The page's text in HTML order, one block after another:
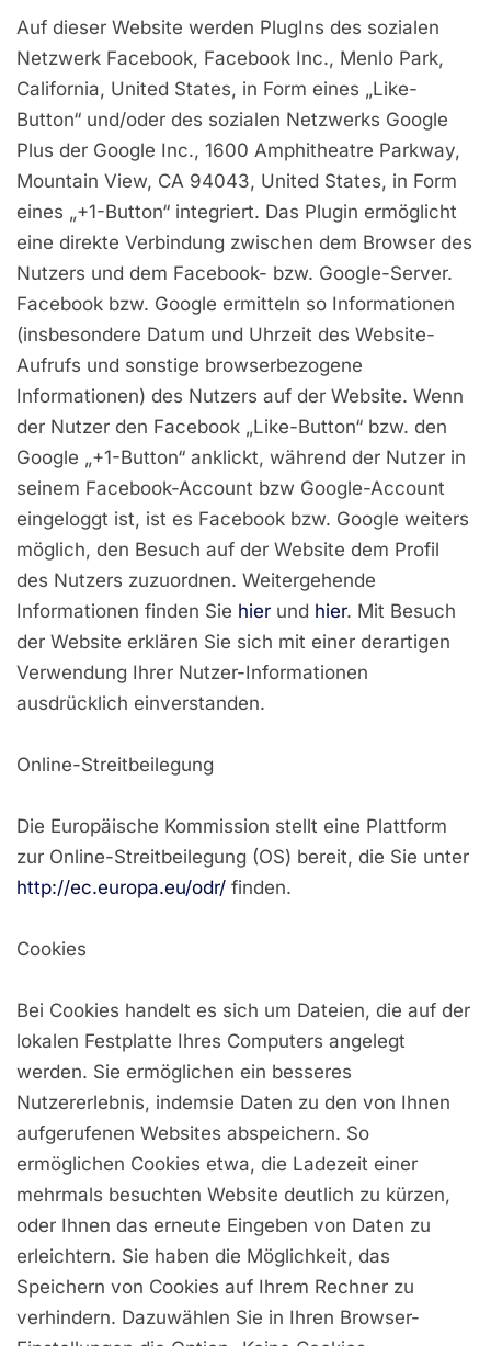
Auf dieser Website werden PlugIns des sozialen
Netzwerk Facebook, Facebook Inc., Menlo Park,
California, United States, in Form eines „Like-
Button“ und/oder des sozialen Netzwerks Google
Plus der Google Inc., 1600 Amphitheatre Parkway,
Mountain View, CA 94043, United States, in Form
eines „+1-Button“ integriert. Das Plugin ermöglicht
eine direkte Verbindung zwischen dem Browser des
Nutzers und dem Facebook- bzw. Google-Server.
Facebook bzw. Google ermitteln so Informationen
(insbesondere Datum und Uhrzeit des Website-
Aufrufs und sonstige browserbezogene
Informationen) des Nutzers auf der Website. Wenn
der Nutzer den Facebook „Like-Button“ bzw. den
Google „+1-Button“ anklickt, während der Nutzer in
seinem Facebook-Account bzw Google-Account
eingeloggt ist, ist es Facebook bzw. Google weiters
möglich, den Besuch auf der Website dem Profil
des Nutzers zuzuordnen. Weitergehende
Informationen finden Sie hier und hier. Mit Besuch
der Website erklären Sie sich mit einer derartigen
Verwendung Ihrer Nutzer-Informationen
ausdrücklich einverstanden.
Online-Streitbeilegung
Die Europäische Kommission stellt eine Plattform
zur Online-Streitbeilegung (OS) bereit, die Sie unter
http://ec.europa.eu/odr/ finden.
Cookies
Bei Cookies handelt es sich um Dateien, die auf der
lokalen Festplatte Ihres Computers angelegt
werden. Sie ermöglichen ein besseres
Nutzererlebnis, indemsie Daten zu den von Ihnen
aufgerufenen Websites abspeichern. So
ermöglichen Cookies etwa, die Ladezeit einer
mehrmals besuchten Website deutlich zu kürzen,
oder Ihnen das erneute Eingeben von Daten zu
erleichtern. Sie haben die Möglichkeit, das
Speichern von Cookies auf Ihrem Rechner zu
verhindern. Dazuwählen Sie in Ihren Browser-